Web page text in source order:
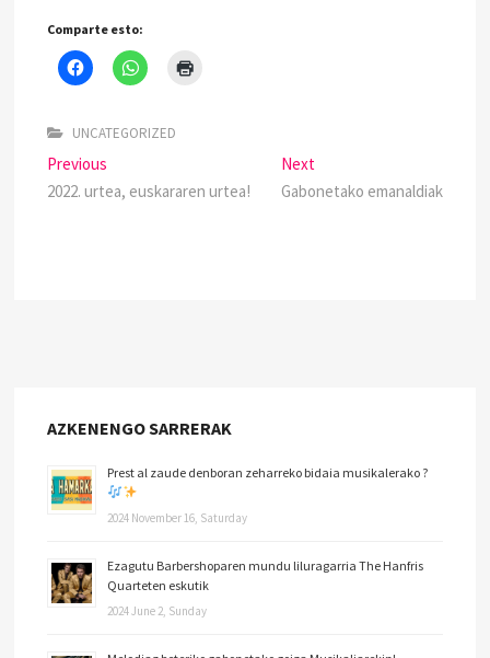
Comparte esto:
UNCATEGORIZED
Previous
2022. urtea, euskararen urtea!
Next
Gabonetako emanaldiak
AZKENENGO SARRERAK
Prest al zaude denboran zeharreko bidaia musikalerako ?
2024 November 16, Saturday
Ezagutu Barbershoparen mundu liluragarria The Hanfris
Quarteten eskutik
2024 June 2, Sunday